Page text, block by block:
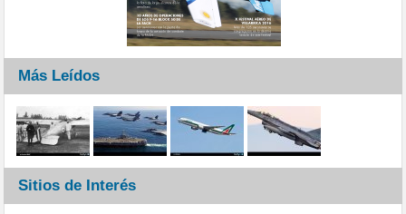
Más Leídos
Sitios de Interés